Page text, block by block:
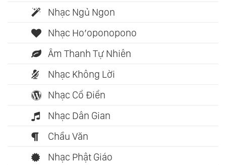
Nhạc Ngủ Ngon
Nhạc Ho’oponopono
Âm Thanh Tự Nhiên
Nhạc Không Lời
Nhạc Cổ Điển
Nhạc Dân Gian
Chầu Văn
Nhạc Phật Giáo